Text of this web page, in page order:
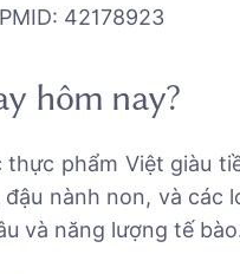
42178923
hôm nay?
phẩm Việt giàu
nành non, và
và năng lượng tế